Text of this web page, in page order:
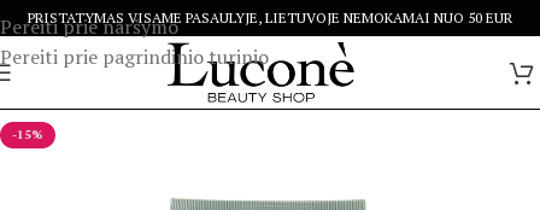
Pereiti prie naršymo
Pereiti prie pagrindinio turinio
PRISTATYMAS VISAME PASAULYJE, LIETUVOJE NEMOKAMAI NUO 50 EUR
-15%